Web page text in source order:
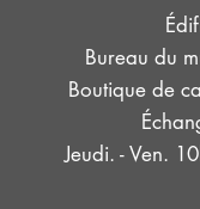
Bureau du
Boutique de
Jeudi. - Ven.